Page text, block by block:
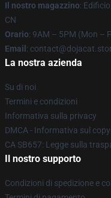
Il nostro magazzino:
CN
Orario: 9AM – 5PM (Mon –
Email :
La nostra azienda
Su di noi
Termini e condizioni
Informativa sulla privacy
DMCA - Informativa sul
CA SB657: Legge sulla
Il nostro supporto
Condizioni di spedizione e